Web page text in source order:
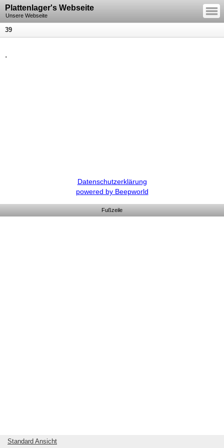
Plattenlager's Webseite
Unsere Webseite
—
—
—
39
.
Datenschutzerklärung
powered by Beepworld
Fußzeile
Standard Ansicht